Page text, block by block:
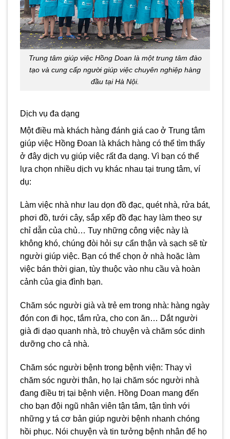
Trung tâm giúp việc Hồng Doan là một trung tâm đào
tạo và cung cấp người giúp việc chuyên nghiệp hàng
đầu tại Hà Nội.
Dịch vụ đa dạng
Một điều mà khách hàng đánh giá cao ở Trung tâm
giúp việc Hồng Đoan là khách hàng có thể tìm thấy
ở đây dịch vụ giúp việc rất đa dạng. Vì bạn có thể
lựa chọn nhiều dịch vụ khác nhau tại trung tâm, ví
dụ:
Làm việc nhà như lau dọn đồ đạc, quét nhà, rửa bát,
phơi đồ, tưới cây, sắp xếp đồ đạc hay làm theo sự
chỉ dẫn của chủ… Tuy những công việc này là
không khó, chúng đòi hỏi sự cẩn thận và sạch sẽ từ
người giúp việc. Bạn có thể chọn ở nhà hoặc làm
việc bán thời gian, tùy thuộc vào nhu cầu và hoàn
cảnh của gia đình bạn.
Chăm sóc người già và trẻ em trong nhà: hàng ngày
đón con đi học, tắm rửa, cho con ăn… Dắt người
già đi dạo quanh nhà, trò chuyện và chăm sóc dinh
dưỡng cho cả nhà.
Chăm sóc người bệnh trong bệnh viện: Thay vì
chăm sóc người thân, họ lại chăm sóc người nhà
đang điều trị tại bệnh viện. Hồng Doan mang đến
cho bạn đội ngũ nhân viên tận tâm, tận tình với
những y tá cơ bản giúp người bệnh nhanh chóng
hồi phục. Nói chuyện và tin tưởng bệnh nhân để họ